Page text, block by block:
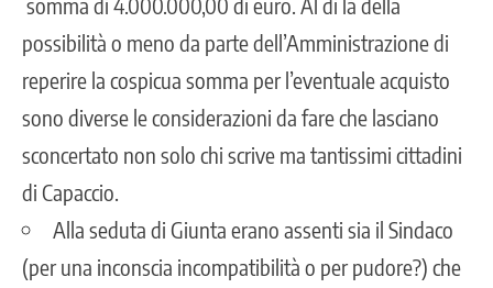
possibilità o meno da parte dell’Amministrazione di
reperire la cospicua somma per l’eventuale acquisto
sono diverse le considerazioni da fare che lasciano
sconcertato non solo chi scrive ma tantissimi cittadini
di Capaccio.
Alla seduta di Giunta erano assenti sia il Sindaco
(per una inconscia incompatibilità o per pudore?) che